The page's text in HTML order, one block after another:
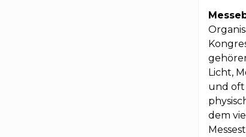
Licht,
und oft
dem